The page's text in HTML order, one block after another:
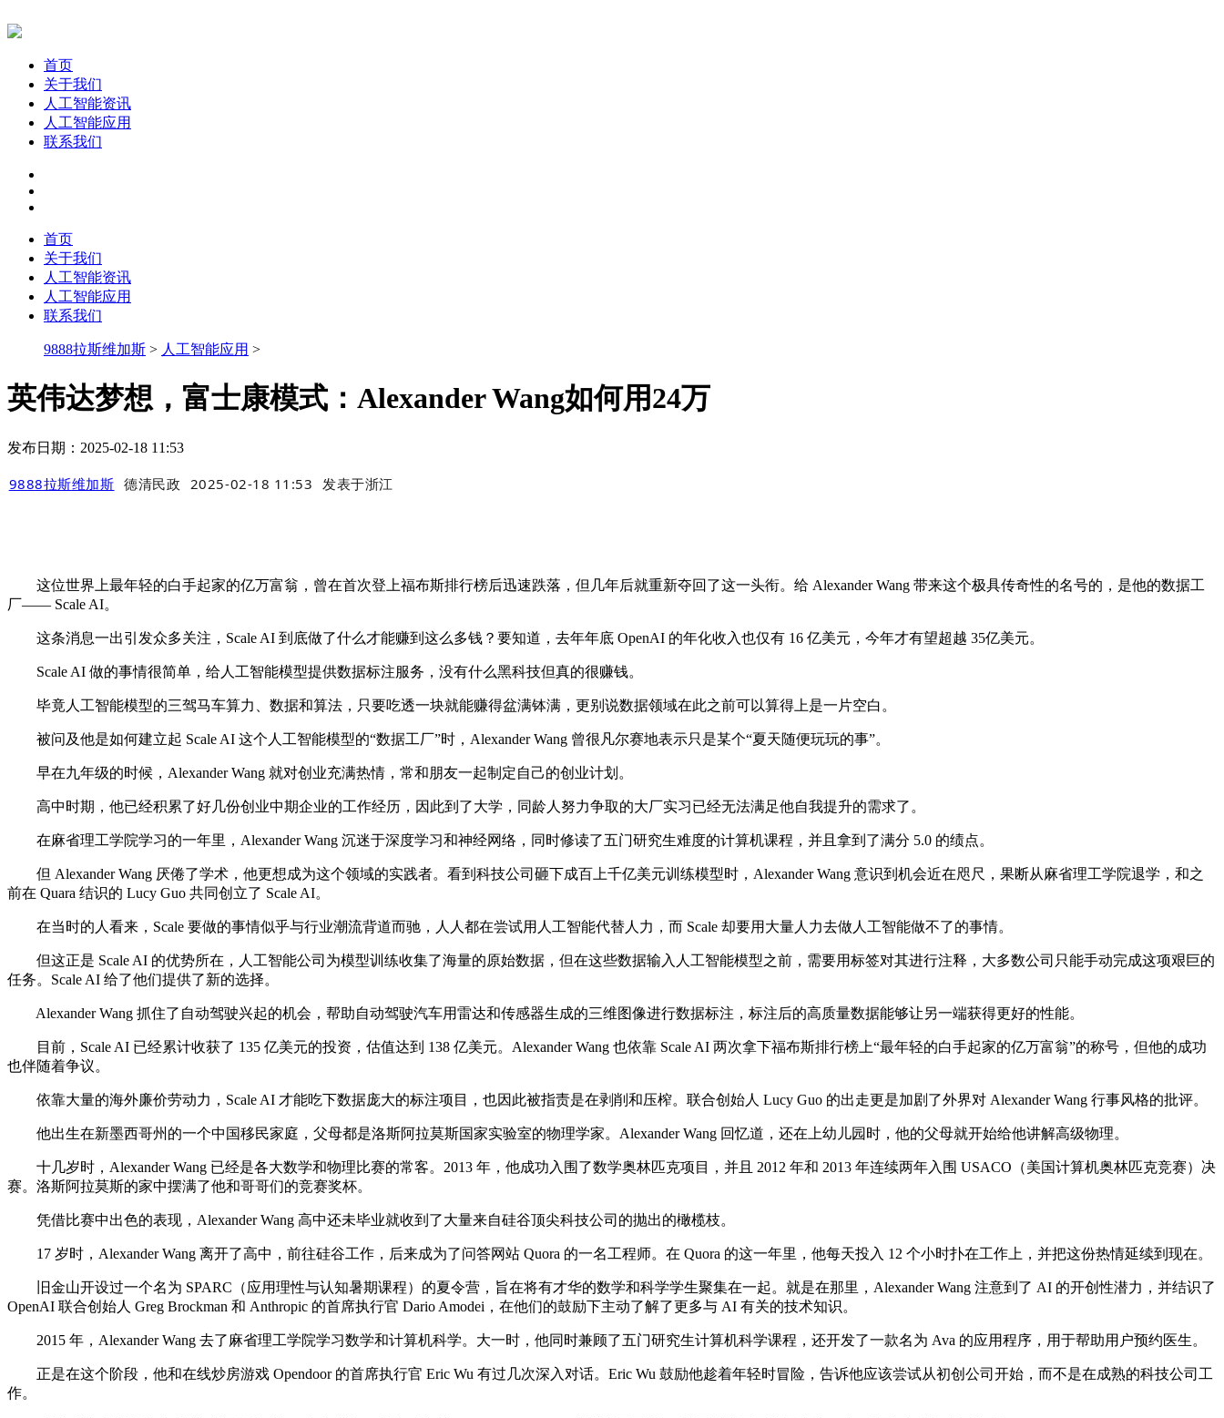
首页
关于我们
人工智能资讯
人工智能应用
联系我们
首页
关于我们
人工智能资讯
人工智能应用
联系我们
9888拉斯维加斯 > 人工智能应用 >
英伟达梦想，富士康模式：Alexander Wang如何用24万
发布日期：2025-02-18 11:53
9888拉斯维加斯 德清民政 2025-02-18 11:53 发表于浙江
这位世界上最年轻的白手起家的亿万富翁，曾在首次登上福布斯排行榜后迅速跌落，但几年后就重新夺回了这一头衔。给 Alexander Wang 带来这个极具传奇性的名号的，是他的数据工
厂—— Scale AI。
这条消息一出引发众多关注，Scale AI 到底做了什么才能赚到这么多钱？要知道，去年年底 OpenAI 的年化收入也仅有 16 亿美元，今年才有望超越 35亿美元。
Scale AI 做的事情很简单，给人工智能模型提供数据标注服务，没有什么黑科技但真的很赚钱。
毕竟人工智能模型的三驾马车算力、数据和算法，只要吃透一块就能赚得盆满钵满，更别说数据领域在此之前可以算得上是一片空白。
被问及他是如何建立起 Scale AI 这个人工智能模型的“数据工厂”时，Alexander Wang 曾很凡尔赛地表示只是某个“夏天随便玩玩的事”。
早在九年级的时候，Alexander Wang 就对创业充满热情，常和朋友一起制定自己的创业计划。
高中时期，他已经积累了好几份创业中期企业的工作经历，因此到了大学，同龄人努力争取的大厂实习已经无法满足他自我提升的需求了。
在麻省理工学院学习的一年里，Alexander Wang 沉迷于深度学习和神经网络，同时修读了五门研究生难度的计算机课程，并且拿到了满分 5.0 的绩点。
但 Alexander Wang 厌倦了学术，他更想成为这个领域的实践者。看到科技公司砸下成百上千亿美元训练模型时，Alexander Wang 意识到机会近在咫尺，果断从麻省理工学院退学，和之
前在 Quara 结识的 Lucy Guo 共同创立了 Scale AI。
在当时的人看来，Scale 要做的事情似乎与行业潮流背道而驰，人人都在尝试用人工智能代替人力，而 Scale 却要用大量人力去做人工智能做不了的事情。
但这正是 Scale AI 的优势所在，人工智能公司为模型训练收集了海量的原始数据，但在这些数据输入人工智能模型之前，需要用标签对其进行注释，大多数公司只能手动完成这项艰巨的
任务。Scale AI 给了他们提供了新的选择。
Alexander Wang 抓住了自动驾驶兴起的机会，帮助自动驾驶汽车用雷达和传感器生成的三维图像进行数据标注，标注后的高质量数据能够让另一端获得更好的性能。
目前，Scale AI 已经累计收获了 135 亿美元的投资，估值达到 138 亿美元。Alexander Wang 也依靠 Scale AI 两次拿下福布斯排行榜上“最年轻的白手起家的亿万富翁”的称号，但他的成功
也伴随着争议。
依靠大量的海外廉价劳动力，Scale AI 才能吃下数据庞大的标注项目，也因此被指责是在剥削和压榨。联合创始人 Lucy Guo 的出走更是加剧了外界对 Alexander Wang 行事风格的批评。
他出生在新墨西哥州的一个中国移民家庭，父母都是洛斯阿拉莫斯国家实验室的物理学家。Alexander Wang 回忆道，还在上幼儿园时，他的父母就开始给他讲解高级物理。
十几岁时，Alexander Wang 已经是各大数学和物理比赛的常客。2013 年，他成功入围了数学奥林匹克项目，并且 2012 年和 2013 年连续两年入围 USACO（美国计算机奥林匹克竞赛）决
赛。洛斯阿拉莫斯的家中摆满了他和哥哥们的竞赛奖杯。
凭借比赛中出色的表现，Alexander Wang 高中还未毕业就收到了大量来自硅谷顶尖科技公司的抛出的橄榄枝。
17 岁时，Alexander Wang 离开了高中，前往硅谷工作，后来成为了问答网站 Quora 的一名工程师。在 Quora 的这一年里，他每天投入 12 个小时扑在工作上，并把这份热情延续到现在。
旧金山开设过一个名为 SPARC（应用理性与认知暑期课程）的夏令营，旨在将有才华的数学和科学学生聚集在一起。就是在那里，Alexander Wang 注意到了 AI 的开创性潜力，并结识了
OpenAI 联合创始人 Greg Brockman 和 Anthropic 的首席执行官 Dario Amodei，在他们的鼓励下主动了解了更多与 AI 有关的技术知识。
2015 年，Alexander Wang 去了麻省理工学院学习数学和计算机科学。大一时，他同时兼顾了五门研究生计算机科学课程，还开发了一款名为 Ava 的应用程序，用于帮助用户预约医生。
正是在这个阶段，他和在线炒房游戏 Opendoor 的首席执行官 Eric Wu 有过几次深入对话。Eric Wu 鼓励他趁着年轻时冒险，告诉他应该尝试从初创公司开始，而不是在成熟的科技公司工
作。